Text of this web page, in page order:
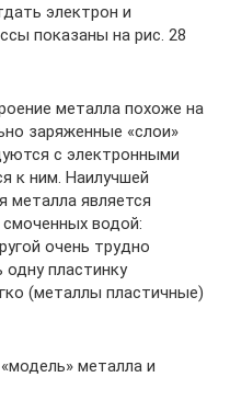
электрон и
показаны на рис. 28
металла похоже на
заряженные «слои»
с электронными
к ним. Наилучшей
металла является
водой:
очень трудно
пластинку
(металлы пластичные)
металла и